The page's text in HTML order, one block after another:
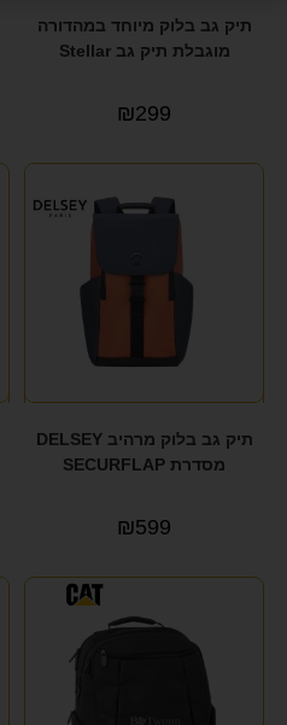
תיק גב בלוק מיוחד במהדורה
מוגבלת תיק גב Stellar
₪299
תיק גב בלוק מרהיב DELSEY
מסדרת SECURFLAP
₪599